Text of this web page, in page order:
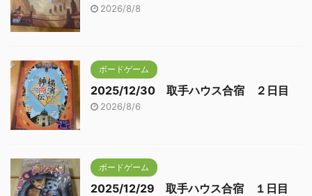
2026/8/8
ボードゲーム
2025/12/30 取手ハウス合宿 ２日目
2026/8/6
ボードゲーム
2025/12/29 取手ハウス合宿 １日目